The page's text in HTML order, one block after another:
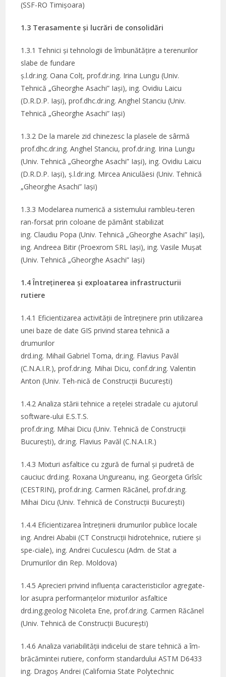
(SSF-RO Timișoara)
1.3 Terasamente și lucrări de consolidări
1.3.1 Tehnici și tehnologii de îmbunătățire a terenurilor
slabe de fundare
ș.l.dr.ing. Oana Colț, prof.dr.ing. Irina Lungu (Univ.
Tehnică „Gheorghe Asachi” Iași), ing. Ovidiu Laicu
(D.R.D.P. Iași), prof.dhc.dr.ing. Anghel Stanciu (Univ.
Tehnică „Gheorghe Asachi” Iași)
1.3.2 De la marele zid chinezesc la plasele de sârmă
prof.dhc.dr.ing. Anghel Stanciu, prof.dr.ing. Irina Lungu
(Univ. Tehnică „Gheorghe Asachi” Iași), ing. Ovidiu Laicu
(D.R.D.P. Iași), ș.l.dr.ing. Mircea Aniculăesi (Univ. Tehnică
„Gheorghe Asachi” Iași)
1.3.3 Modelarea numerică a sistemului rambleu-teren
ran-forsat prin coloane de pământ stabilizat
ing. Claudiu Popa (Univ. Tehnică „Gheorghe Asachi” Iași),
ing. Andreea Bitir (Proexrom SRL Iași), ing. Vasile Mușat
(Univ. Tehnică „Gheorghe Asachi” Iași)
1.4 Întreținerea și exploatarea infrastructurii
rutiere
1.4.1 Eficientizarea activității de întreținere prin utilizarea
unei baze de date GIS privind starea tehnică a
drumurilor
drd.ing. Mihail Gabriel Toma, dr.ing. Flavius Pavăl
(C.N.A.I.R.), prof.dr.ing. Mihai Dicu, conf.dr.ing. Valentin
Anton (Univ. Teh-nică de Construcții București)
1.4.2 Analiza stării tehnice a rețelei stradale cu ajutorul
software-ului E.S.T.S.
prof.dr.ing. Mihai Dicu (Univ. Tehnică de Construcții
București), dr.ing. Flavius Pavăl (C.N.A.I.R.)
1.4.3 Mixturi asfaltice cu zgură de furnal și pudretă de
cauciuc drd.ing. Roxana Ungureanu, ing. Georgeta Grîsîc
(CESTRIN), prof.dr.ing. Carmen Răcănel, prof.dr.ing.
Mihai Dicu (Univ. Tehnică de Construcții București)
1.4.4 Eficientizarea întreținerii drumurilor publice locale
ing. Andrei Ababii (CT Construcții hidrotehnice, rutiere și
spe-ciale), ing. Andrei Cuculescu (Adm. de Stat a
Drumurilor din Rep. Moldova)
1.4.5 Aprecieri privind influența caracteristicilor agregate-
lor asupra performanțelor mixturilor asfaltice
drd.ing.geolog Nicoleta Ene, prof.dr.ing. Carmen Răcănel
(Univ. Tehnică de Construcții București)
1.4.6 Analiza variabilității indicelui de stare tehnică a îm-
brăcămintei rutiere, conform standardului ASTM D6433
ing. Dragoș Andrei (California State Polytechnic